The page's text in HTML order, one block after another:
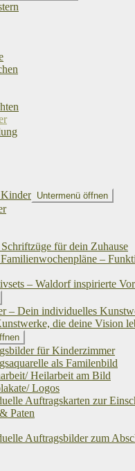
Untermenü öffnen
für dein Zuhause
–
– Waldorf inspirierte
– Dein individuelles
die deine Vision
für Kinderzimmer
als Familenbild
Heilarbeit am Bild
Logos
Auftragskarten zur
Paten
Auftragsbilder zum